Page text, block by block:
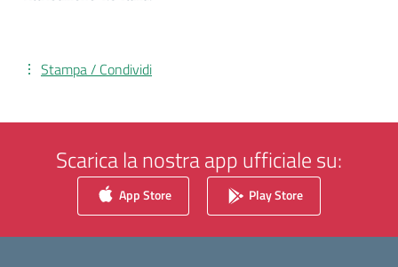
Stampa / Condividi
Scarica la nostra app ufficiale su:
App Store Play Store